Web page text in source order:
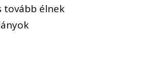
tovább élnek